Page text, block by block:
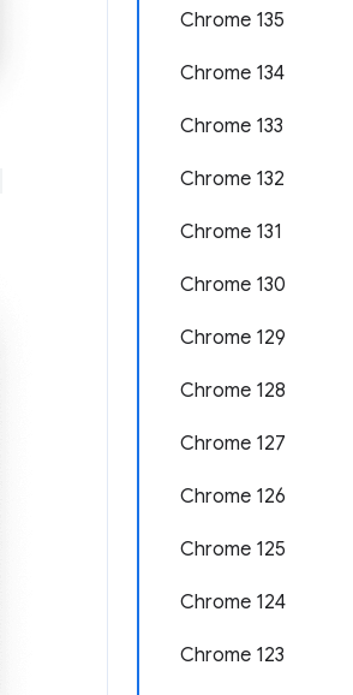
Chrome 135
Chrome 134
Chrome 133
Chrome 132
Chrome 131
Chrome 130
Chrome 129
Chrome 128
Chrome 127
Chrome 126
Chrome 125
Chrome 124
Chrome 123